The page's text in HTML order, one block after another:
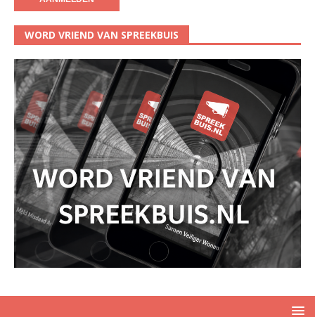
WORD VRIEND VAN SPREEKBUIS